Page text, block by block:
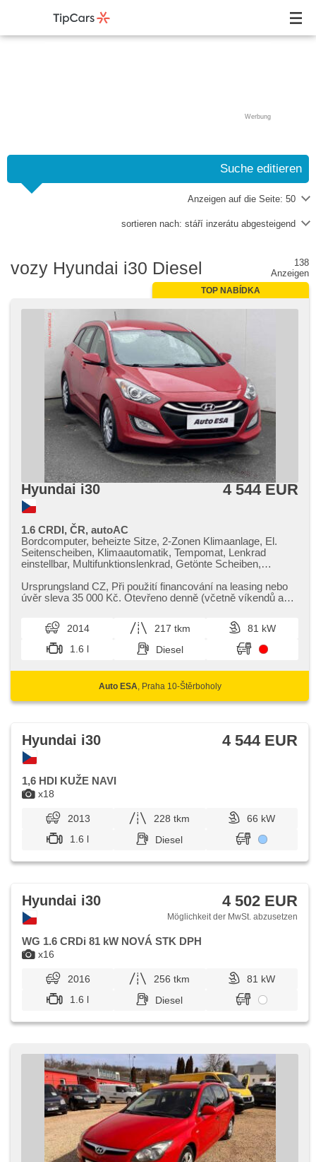
Werbung
Suche editieren
Anzeigen auf die Seite: 50
sortieren nach: stáří inzerátu abgesteigend
vozy Hyundai i30 Diesel
138
Anzeigen
TOP NABÍDKA
Hyundai i30 4 544 EUR
1.6 CRDI, ČR, autoAC
Bordcomputer, beheizte Sitze, 2-Zonen Klimaanlage, El.
Seitenscheiben, Klimaautomatik, Tempomat, Lenkrad
einstellbar, Multifunktionslenkrad, Getönte Scheiben,
Servolenkung, Zentralverriegelung, Zentralverriegelung mit
Funkfernbedienung, Elektronisches Stabilitätsprogramm
(ASR), parkovací senzory zadní, isofix, Wegfahrsperre, 6x
Airbag
Ursprungsland CZ,​ Při použití financování na leasing nebo
úvěr sleva 35 000 Kč. Otevřeno denně (včetně víkendů a
2014 217 tkm
81 kW
1.6 l
Diesel
Auto ESA , Praha 10-Štěrboholy
x18
Hyundai i30 4 544 EUR
1,6 HDI KUŽE NAVI
2013 228 tkm
66 kW
1.6 l
Diesel
x16
Hyundai i30 4 502 EUR
Möglichkeit der MwSt. abzusetzen
WG 1.6 CRDi 81 kW NOVÁ STK DPH
2016 256 tkm
81 kW
1.6 l
Diesel